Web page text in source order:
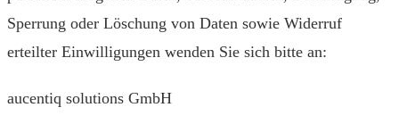
Sperrung oder Löschung von Daten sowie Widerruf
erteilter Einwilligungen wenden Sie sich bitte an:
aucentiq solutions GmbH